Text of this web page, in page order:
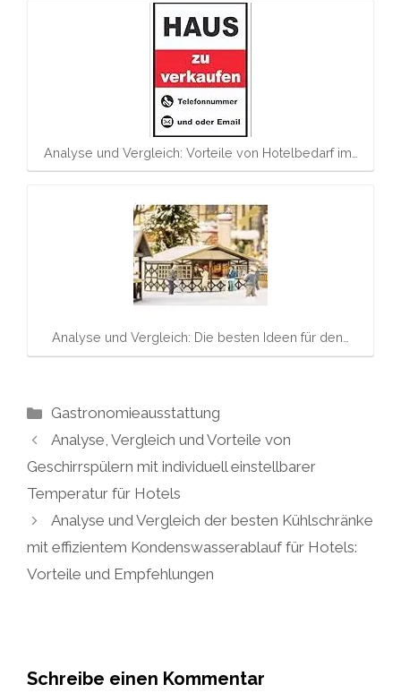
Analyse und Vergleich: Vorteile von Hotelbedarf im…
Analyse und Vergleich: Die besten Ideen für den…
Kategorien
Gastronomieausstattung
Analyse, Vergleich und Vorteile von
Geschirrspülern mit individuell einstellbarer
Temperatur für Hotels
Analyse und Vergleich der besten Kühlschränke
mit effizientem Kondenswasserablauf für Hotels:
Vorteile und Empfehlungen
Schreibe einen Kommentar